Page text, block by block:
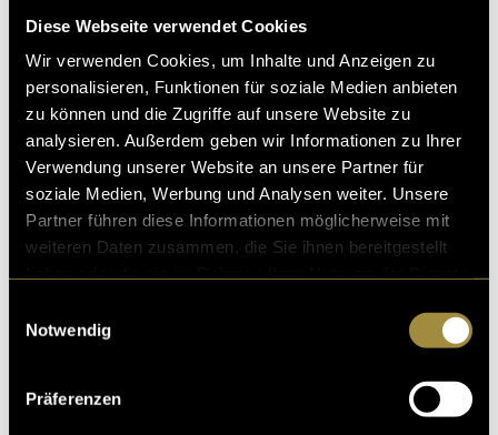
Diese Webseite verwendet Cookies
Wir verwenden Cookies, um Inhalte und Anzeigen zu
personalisieren, Funktionen für soziale Medien anbieten
zu können und die Zugriffe auf unsere Website zu
analysieren. Außerdem geben wir Informationen zu Ihrer
Verwendung unserer Website an unsere Partner für
soziale Medien, Werbung und Analysen weiter. Unsere
Partner führen diese Informationen möglicherweise mit
weiteren Daten zusammen, die Sie ihnen bereitgestellt
Notwendig
Präferenzen
limonix Online-Shop
Wer schwankt, hat mehr vom Weg! Unter diesem Mott
o haben wir nun die offizielle limonix-Webseite fertigg
estellt – auch wenn’s etwas gedauert h
06. Januar 2022- vonNina Thöni, Lisa SpagnolettiundMonia
Ein Konzept für die vertretBar